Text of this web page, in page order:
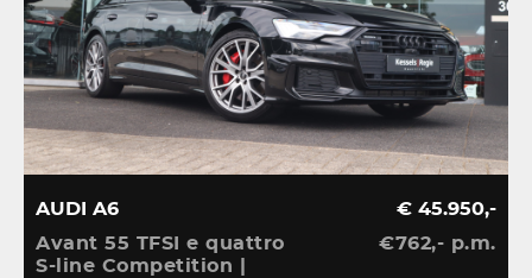
AUDI A6
Avant 55 TFSI e quattro
S-line Competition |
€ 45.950,-
€762,- p.m.